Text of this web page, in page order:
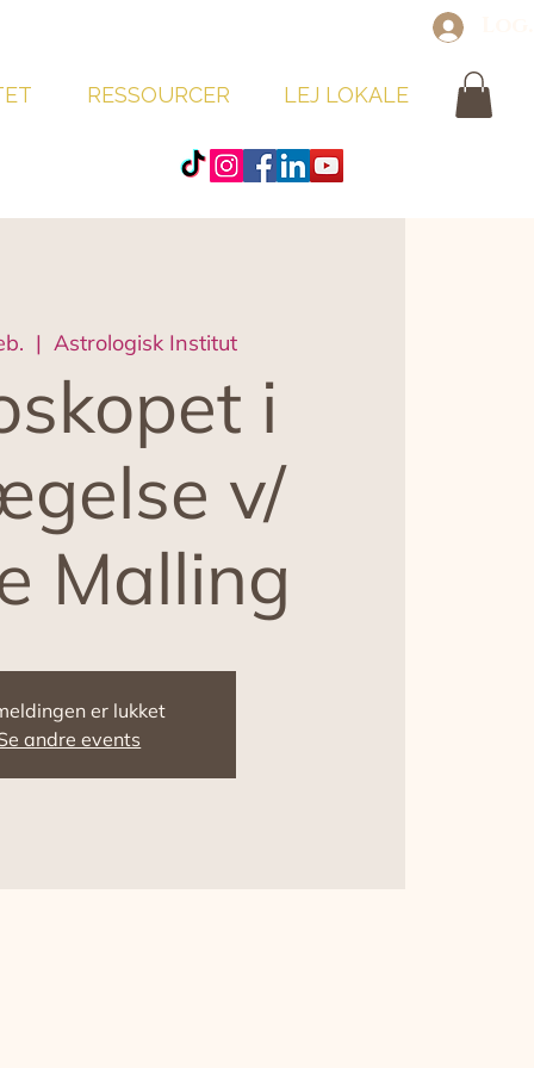
RESSOURCER LEJ LOKALE
  |
Astrologisk Institut
i
v/
Malling
er lukket
andre events